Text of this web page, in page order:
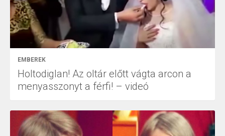
EMBEREK
Holtodiglan! Az oltár előtt vágta arcon a
menyasszonyt a férfi! – videó